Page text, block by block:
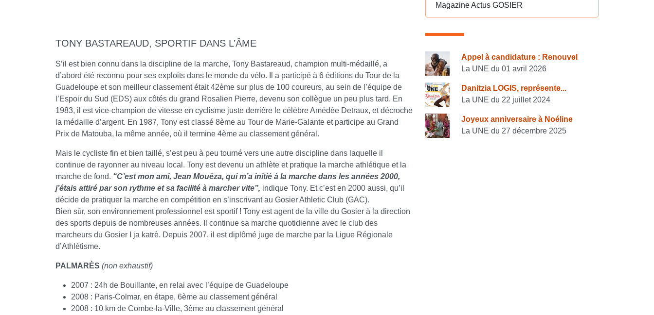
TONY BASTAREAUD, SPORTIF DANS L’ÂME
S’il est bien connu dans la discipline de la marche, Tony Bastareaud, champion multi-médaillé, a
d’abord été reconnu pour ses exploits dans le monde du vélo. Il a participé à 6 éditions du Tour de la
Guadeloupe et son meilleur classement était 42ème sur plus de 100 coureurs, au sein de l’équipe de
l’Espoir du Sud (EDS) aux côtés du grand Rosalien Pierre, devenu son collègue un peu plus tard. En
1983, il est vice-champion de vitesse en cyclisme juste derrière le célèbre Amédée Detraux, et décroche
la médaille d’argent. En 1987, Tony est classé 8ème au Tour de Marie-Galante et participe au Grand
Prix de Matouba, la même année, où il termine 4ème au classement général.
Mais le cycliste fin et bien taillé, s’est peu à peu tourné vers une autre discipline dans laquelle il
continue de rayonner au niveau local. Tony est devenu un athlète et pratique la marche athlétique et la
marche de fond. “C’est mon ami, Jean Mouëza, qui m’a initié à la marche dans les années 2000,
j’étais attiré par son rythme et sa facilité à marcher vite”, indique Tony. Et c’est en 2000 aussi, qu’il
décide de pratiquer la marche en compétition en s’inscrivant au Gosier Athletic Club (GAC).
Bien sûr, son environnement professionnel est sportif ! Tony est agent de la ville du Gosier à la direction
des sports depuis de nombreuses années. Il continue sa marche quotidienne avec le club des
marcheurs du Gosier I ja katrè. Depuis 2007, il est diplômé juge de marche par la Ligue Régionale
d’Athlétisme.
PALMARÈS (non exhaustif)
2007 : 24h de Bouillante, en relai avec l’équipe de Guadeloupe
2008 : Paris-Colmar, en étape, 6ème au classement général
2008 : 10 km de Combe-la-Ville, 3ème au classement général
Magazine Actus GOSIER
Consulter également
Appel à candidature : Renouvel
La UNE du 01 avril 2026
Danitzia LOGIS, représente...
La UNE du 22 juillet 2024
Joyeux anniversaire à Noéline
La UNE du 27 décembre 2025